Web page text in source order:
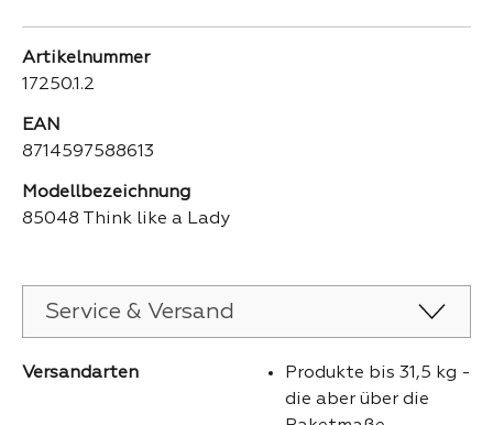
Artikelnummer
17250.1.2
EAN
8714597588613
Modellbezeichnung
85048 Think like a Lady
Service & Versand
Versandarten
Produkte bis 31,5 kg -
die aber über die